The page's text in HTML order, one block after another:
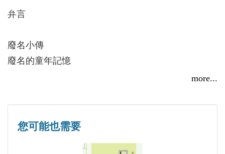
部，著有《抗戰時期廢名論》（華中師範大學出版社
年版）等。
弁言
廢名小傳
廢名的童年記憶
抗戰期間廢名任金家寨小學教員行狀綜說
抗戰期間廢名任黃梅縣中教員行狀綜說
more...
您可能也需要